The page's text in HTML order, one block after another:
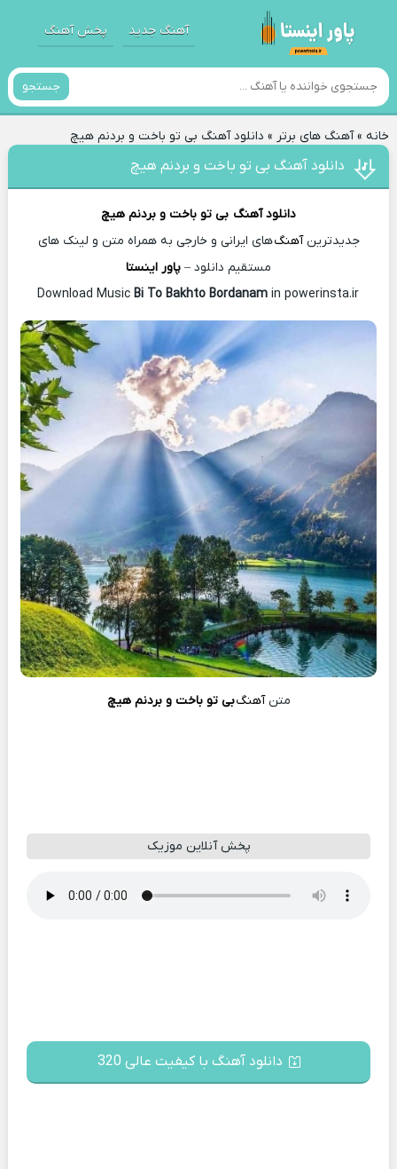
آهنگ جدید پخش آهنگ
جستجو
خانه»آهنگ های برتر » دانلود آهنگ بی تو باخت و بردنم هیچ
دانلود آهنگ بی تو باخت و بردنم هیچ
دانلود آهنگ بی تو باخت و بردنم هیچ
جدیدترینآهنگهای ایرانی و خارجی به همراه متن و لینک های
مستقیم دانلود – پاور اینستا
Bi To Bakhto Bordanam in powerinsta.ir
متنآهنگبی تو باخت و بردنم هیچ
پخش آنلاین موزیک
دانلود آهنگ با کیفیت عالی 320